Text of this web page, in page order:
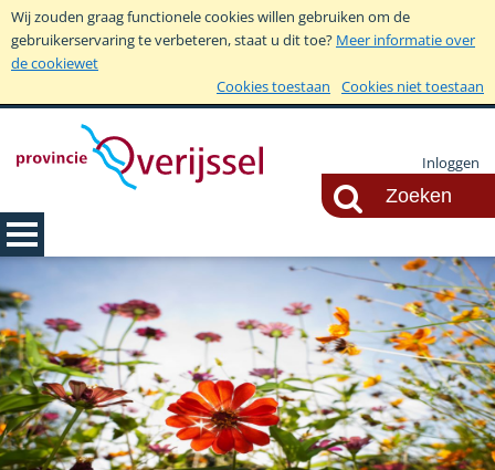
Wij zouden graag functionele cookies willen gebruiken om de
gebruikerservaring te verbeteren, staat u dit toe? Meer informatie over
de cookiewet
Cookies toestaan
Cookies niet toestaan
Inloggen